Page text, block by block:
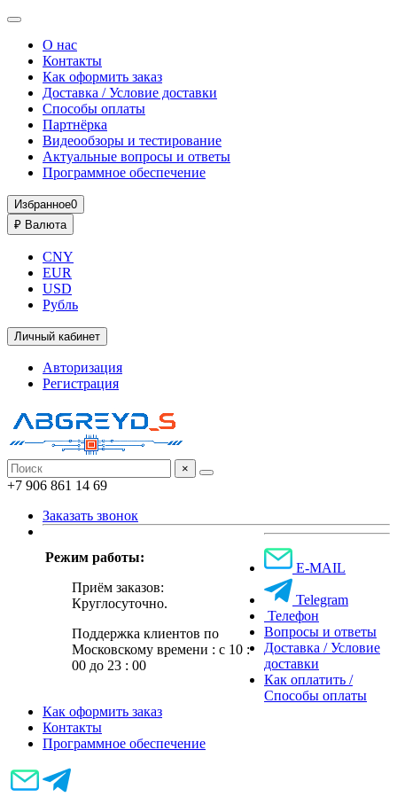
О нас
Контакты
Как оформить заказ
Доставка / Условие доставки
Способы оплаты
Партнёрка
Видеообзоры и тестирование
Актуальные вопросы и ответы
Программное обеспечение
Избранное0
₽ Валюта
CNY
EUR
USD
Рубль
Личный кабинет
Авторизация
Регистрация
×
+7 906 861 14 69
Заказать звонок
Режим работы:
Приём заказов:
Круглосуточно.
Поддержка клиентов по
Московскому времени : с 10 :
00 до 23 : 00
E-MAIL
Telegram
Телефон
Вопросы и ответы
Доставка / Условие
доставки
Как оплатить /
Способы оплаты
Как оформить заказ
Контакты
Программное обеспечение